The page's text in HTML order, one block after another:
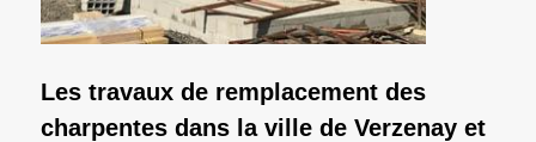
Les travaux de remplacement des
charpentes dans la ville de Verzenay et